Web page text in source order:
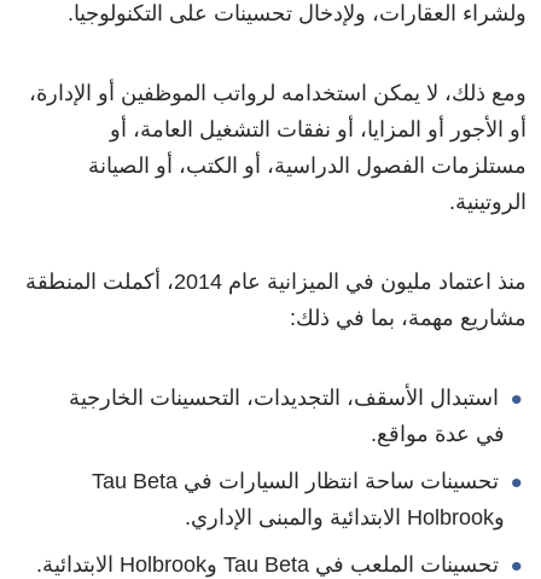
ولشراء العقارات، ولإدخال تحسينات على التكنولوجيا.
ومع ذلك، لا يمكن استخدامه لرواتب الموظفين أو الإدارة،
أو الأجور أو المزايا، أو نفقات التشغيل العامة، أو
مستلزمات الفصول الدراسية، أو الكتب، أو الصيانة
الروتينية.
منذ اعتماد مليون في الميزانية عام 2014، أكملت المنطقة
مشاريع مهمة، بما في ذلك:
استبدال الأسقف، التجديدات، التحسينات الخارجية
في عدة مواقع.
تحسينات ساحة انتظار السيارات في Tau Beta
وHolbrook الابتدائية والمبنى الإداري.
تحسينات الملعب في Tau Beta وHolbrook الابتدائية.